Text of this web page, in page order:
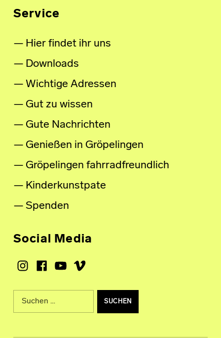
Service
Hier findet ihr uns
Downloads
Wichtige Adressen
Gut zu wissen
Gute Nachrichten
Genießen in Gröpelingen
Gröpelingen fahrradfreundlich
Kinderkunstpate
Spenden
Social Media
Instagram
Facebook
Youtube
Vimeo
Suche nach: